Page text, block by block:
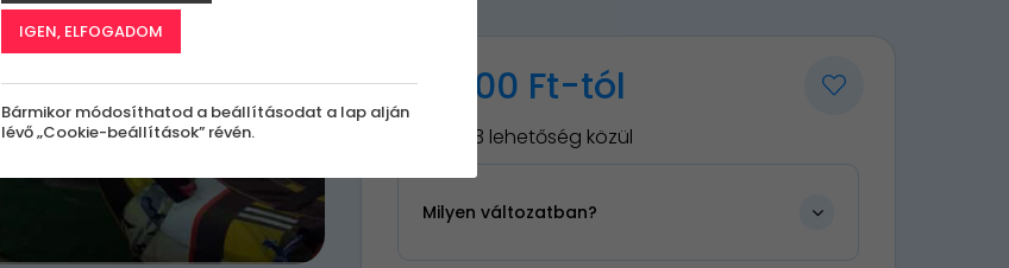
30 900 Ft-tól
Válassz 3 lehetőség közül
Milyen változatban?
IGEN, ELFOGADOM
Bármikor módosíthatod a beállításodat a lap alján
lévő „Cookie-beállítások” révén.